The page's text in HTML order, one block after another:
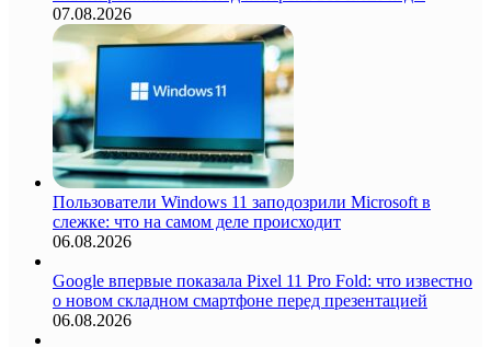
07.08.2026
Пользователи Windows 11 заподозрили Microsoft в
слежке: что на самом деле происходит
06.08.2026
Google впервые показала Pixel 11 Pro Fold: что известно
о новом складном смартфоне перед презентацией
06.08.2026